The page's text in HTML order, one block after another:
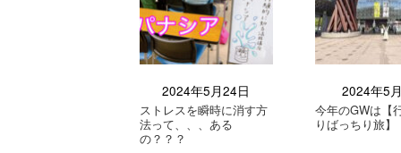
2024年5月24日
ストレスを瞬時に消す方
法って、、、ある
の？？？
2024年5
今年のGWは【
りばっちり旅】